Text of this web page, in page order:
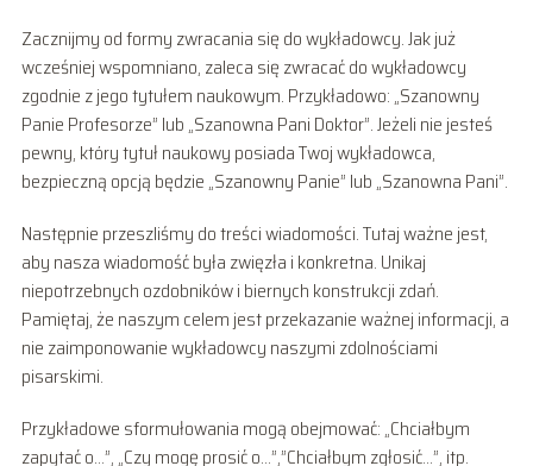
Zacznijmy od formy zwracania się do wykładowcy. Jak już
wcześniej wspomniano, zaleca się zwracać do wykładowcy
zgodnie z jego tytułem naukowym. Przykładowo: „Szanowny
Panie Profesorze” lub „Szanowna Pani Doktor”. Jeżeli nie jesteś
pewny, który tytuł naukowy posiada Twoj wykładowca,
bezpieczną opcją będzie „Szanowny Panie” lub „Szanowna Pani”.
Następnie przeszliśmy do treści wiadomości. Tutaj ważne jest,
aby nasza wiadomość była zwięzła i konkretna. Unikaj
niepotrzebnych ozdobników i biernych konstrukcji zdań.
Pamiętaj, że naszym celem jest przekazanie ważnej informacji, a
nie zaimponowanie wykładowcy naszymi zdolnościami
pisarskimi.
Przykładowe sformułowania mogą obejmować: „Chciałbym
zapytać o…”, „Czy mogę prosić o…”,”Chciałbym zgłosić…”, itp.